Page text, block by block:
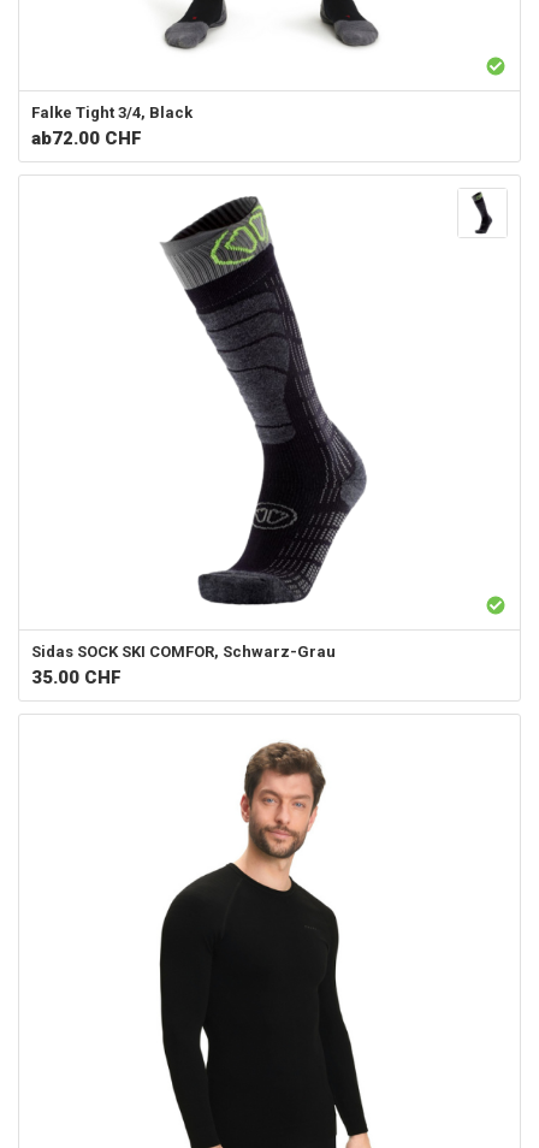
Falke Tight 3/4, Black
ab72.00 CHF
Sidas SOCK SKI COMFOR, Schwarz-Grau
35.00 CHF